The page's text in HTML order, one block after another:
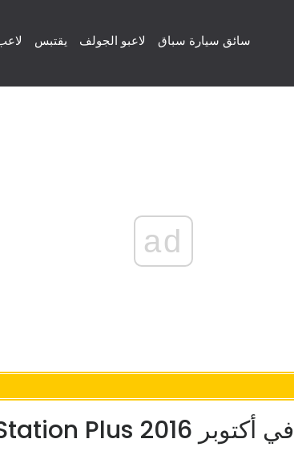
يقتبس لاعبو الجولف سائق سيارة سباق
ad
6 ألعاب مجانية لأعضاء PlayStation Plus في أكتوبر 2016